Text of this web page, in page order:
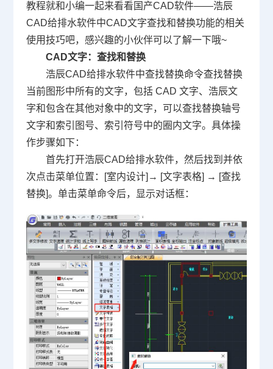
教程就和小编一起来看看 国产CAD软件——浩辰
CAD给排水软件中CAD文字查找和替换功能的相关
使用技巧吧，感兴趣的小伙伴可以了解一下哦~
CAD文字：查找和替换
浩辰CAD给排水软件中查找替换命令查找替换
当前图形中所有的文字，包括 CAD 文字、浩辰文
字和包含在其他对象中的文字，可以查找替换轴号
文字和索引图号、索引符号中的圈内文字。具体操
作步骤如下：
首先打开浩辰CAD给排水软件，然后找到并依
次点击菜单位置：[室内设计]→ [文字表格] → [查找
替换]。单击菜单命令后，显示对话框：